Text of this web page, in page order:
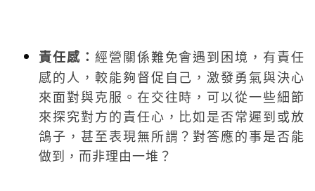
責任感： 經營關係難免會遇到困境，有責任
感的人，較能夠督促自己，激發勇氣與決心
來面對與克服。在交往時，可以從一些細節
來探究對方的責任心，比如是否常遲到或放
鴿子，甚至表現無所謂？對答應的事是否能
做到，而非理由一堆？